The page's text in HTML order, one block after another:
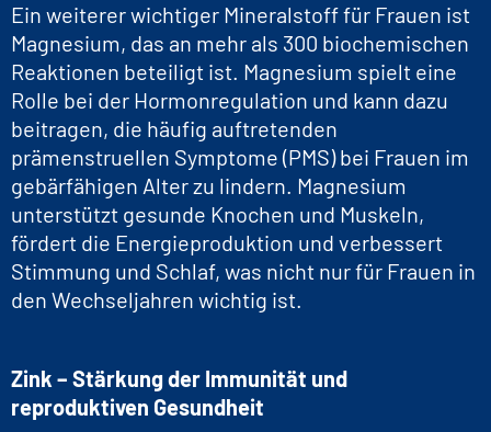
Ein weiterer wichtiger Mineralstoff für Frauen ist
Magnesium, das an mehr als 300 biochemischen
Reaktionen beteiligt ist. Magnesium spielt eine
Rolle bei der Hormonregulation und kann dazu
beitragen, die häufig auftretenden
prämenstruellen Symptome (PMS) bei Frauen im
gebärfähigen Alter zu lindern. Magnesium
unterstützt gesunde Knochen und Muskeln,
fördert die Energieproduktion und verbessert
Stimmung und Schlaf, was nicht nur für Frauen in
den Wechseljahren wichtig ist.
Zink – Stärkung der Immunität und
reproduktiven Gesundheit